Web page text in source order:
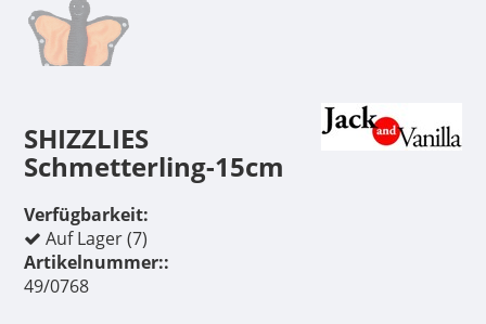
SHIZZLIES
Schmetterling-15cm
Verfügbarkeit:
Auf Lager (7)
Artikelnummer::
49/0768